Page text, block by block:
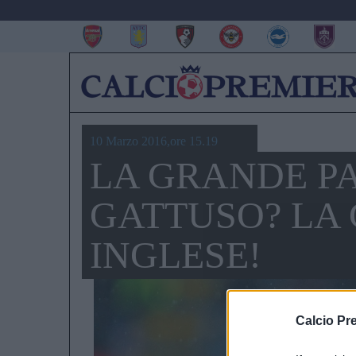
Calcio
10 Marzo 2016,ore 15.19
LA GRANDE
GATTUSO?
INGLESE!